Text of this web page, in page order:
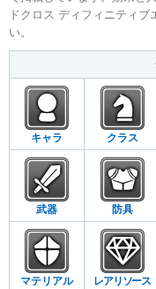
ドクロス ディフィニティ
い。
キャラ クラス
武器 防具
マテリアル レアリソース